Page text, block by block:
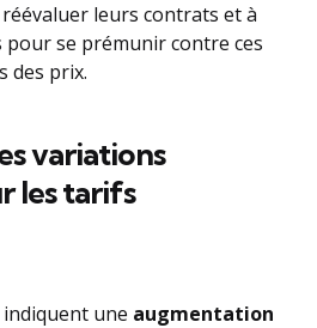
leurs contrats et à
pour se prémunir contre ces
des prix.
variations
les tarifs
une augmentation